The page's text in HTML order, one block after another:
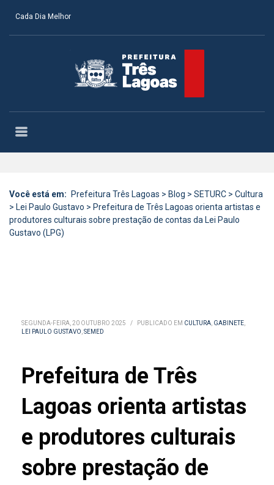
Cada Dia Melhor
Você está em: Prefeitura Três Lagoas > Blog > SETURC > Cultura
> Lei Paulo Gustavo > Prefeitura de Três Lagoas orienta artistas e
produtores culturais sobre prestação de contas da Lei Paulo
Gustavo (LPG)
SEGUNDA-FEIRA, 20 OUTUBRO 2025 / PUBLICADO EM CULTURA, GABINETE,
LEI PAULO GUSTAVO,SEMED
Prefeitura de Três
Lagoas orienta artistas
e produtores culturais
sobre prestação de